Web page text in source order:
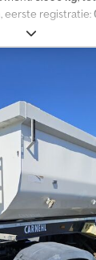
, eerste registratie:
, laadruimte
EBS
met
mm onder de
zwenkfunctie
Chedpfxozp